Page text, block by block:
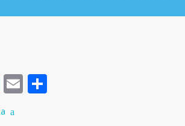
Twitter
Email